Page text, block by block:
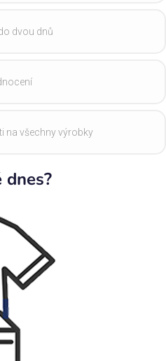
dvou dnů
na všechny výrobky
dnes?